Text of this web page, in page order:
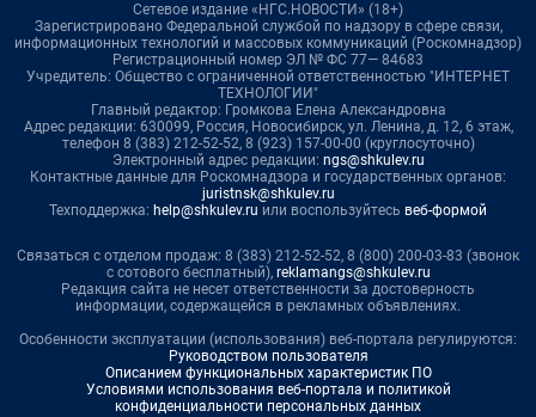
Сетевое издание «НГС.НОВОСТИ» (18+)
Зарегистрировано Федеральной службой по надзору в сфере связи,
информационных технологий и массовых коммуникаций (Роскомнадзор)
Регистрационный номер ЭЛ № ФС 77— 84683
Учредитель: Общество с ограниченной ответственностью "ИНТЕРНЕТ
ТЕХНОЛОГИИ"
Главный редактор: Громкова Елена Александровна
Адрес редакции: 630099, Россия, Новосибирск, ул. Ленина, д. 12, 6 этаж,
телефон 8 (383) 212-52-52, 8 (923) 157-00-00 (круглосуточно)
Электронный адрес редакции: ngs@shkulev.ru
Контактные данные для Роскомнадзора и государственных органов:
juristnsk@shkulev.ru
Техподдержка: help@shkulev.ru или воспользуйтесь веб-формой
Связаться с отделом продаж: 8 (383) 212-52-52, 8 (800) 200-03-83 (звонок
с сотового бесплатный), reklamangs@shkulev.ru
Редакция сайта не несет ответственности за достоверность
информации, содержащейся в рекламных объявлениях.
Особенности эксплуатации (использования) веб-портала регулируются:
Руководством пользователя
Описанием функциональных характеристик ПО
Условиями использования веб-портала и политикой
конфиденциальности персональных данных